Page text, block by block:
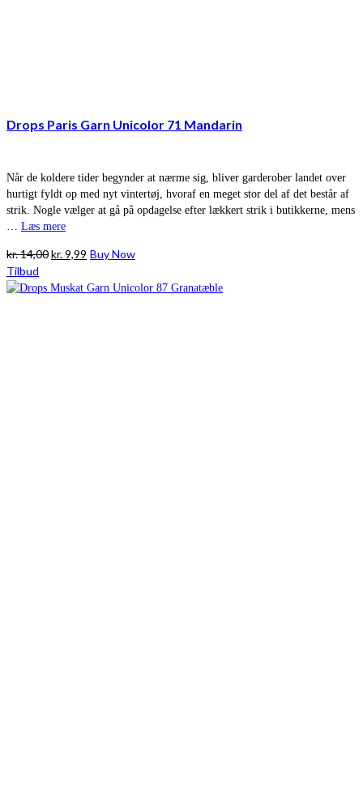
Drops Paris Garn Unicolor 71 Mandarin
Når de koldere tider begynder at nærme sig, bliver garderober landet over
hurtigt fyldt op med nyt vintertøj, hvoraf en meget stor del af det består af
strik. Nogle vælger at gå på opdagelse efter lækkert strik i butikkerne, mens
… Læs mere
kr.14,00Den
pris
kr.9,99 Den
pris
Buy Now
Tilbud